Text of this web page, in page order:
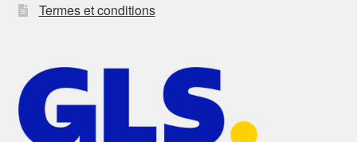
Termes et conditions